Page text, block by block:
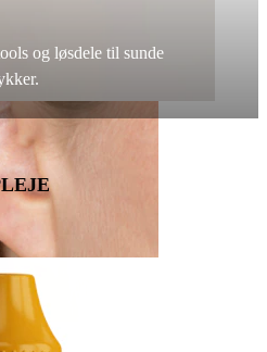
og løsdele til sunde